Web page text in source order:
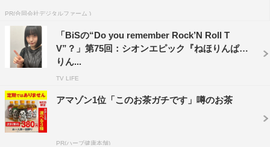
山里亮太
PR(合同会社デジタルファーム )
「BiSの“Do you remember Rock’N Roll T
V”？」第75回：シオンエピック『ねほりんぱほ
りん...
TV LIFE
アマゾン1位「このお茶ガチです」噂のお茶
PR(ハーブ健康本舗)